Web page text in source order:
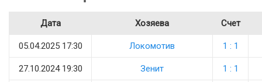
Дата Хозяева Счет
05.04.2025 17:30 Локомотив 1 : 1
27.10.2024 19:30 Зенит 1 : 1